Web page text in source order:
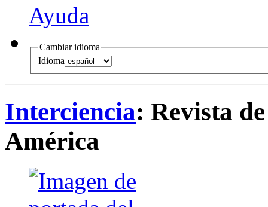
Ayuda
Cambiar idioma
Idioma
Interciencia: Revista
América